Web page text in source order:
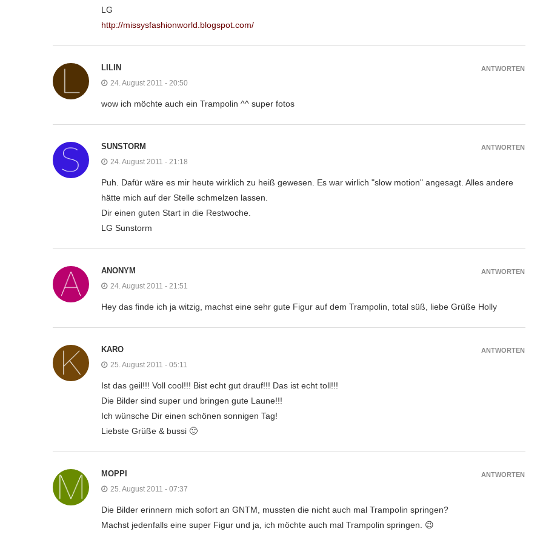
LG
http://missysfashionworld.blogspot.com/
LILIN
24. August 2011 - 20:50
wow ich möchte auch ein Trampolin ^^ super fotos
ANTWORTEN
SUNSTORM
24. August 2011 - 21:18
Puh. Dafür wäre es mir heute wirklich zu heiß gewesen. Es war wirlich "slow motion" angesagt. Alles andere
hätte mich auf der Stelle schmelzen lassen.
Dir einen guten Start in die Restwoche.
LG Sunstorm
ANTWORTEN
ANONYM
24. August 2011 - 21:51
Hey das finde ich ja witzig, machst eine sehr gute Figur auf dem Trampolin, total süß, liebe Grüße Holly
ANTWORTEN
KARO
25. August 2011 - 05:11
Ist das geil!!! Voll cool!!! Bist echt gut drauf!!! Das ist echt toll!!!
Die Bilder sind super und bringen gute Laune!!!
Ich wünsche Dir einen schönen sonnigen Tag!
Liebste Grüße & bussi 🙂
ANTWORTEN
MOPPI
25. August 2011 - 07:37
Die Bilder erinnern mich sofort an GNTM, mussten die nicht auch mal Trampolin springen?
Machst jedenfalls eine super Figur und ja, ich möchte auch mal Trampolin springen. 😉
ANTWORTEN